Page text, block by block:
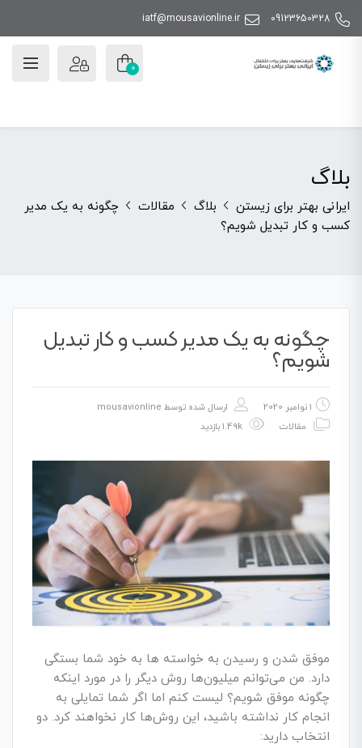
09123650328
iatf@mousavionline.ir
0
بلاگ
ایرانی بهتر برای زیستن بلاگ مقالات
چگونه به یک مدیر
کسب و کار تبدیل شویم؟
چگونه به یک مدیر کسب و کار تبدیل
شویم؟
1 نوامبر 2020 ارسال شده توسط mousavionline
مقالات
موفق شدن و رسیدن به خواسته‌ ها به خود شما بستگی
دارد. من می­‌توانم میلیون­‌ها روش دیگر را در مورد اینکه
چگونه موفق شویم؟ لیست کنم اما اگر شما تمایلی به
انجام کار نداشته باشید، این روش‌­ها کار نخواهند کرد. دو
انتخاب دارید: